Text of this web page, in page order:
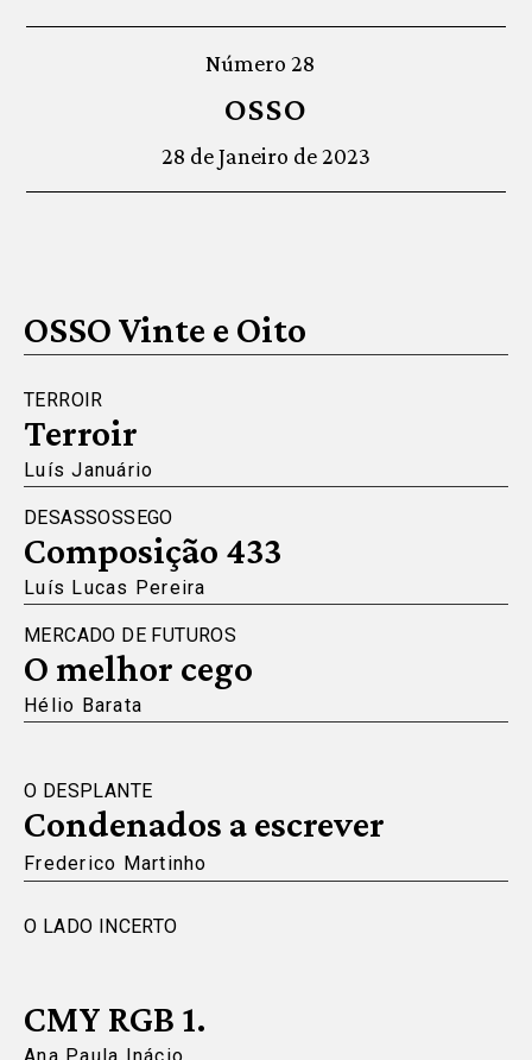
Número 28
OSSO
28 de Janeiro de 2023
OSSO Vinte e Oito
TERROIR
Terroir
Luís Januário
DESASSOSSEGO
Composição 433
Luís Lucas Pereira
MERCADO DE FUTUROS
O melhor cego
Hélio Barata
O DESPLANTE
Condenados a escrever
Frederico Martinho
O LADO INCERTO
CMY RGB 1.